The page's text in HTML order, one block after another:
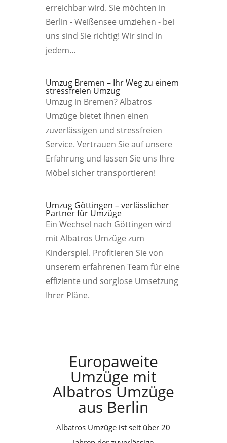
erreichbar wird. Sie möchten in
Berlin - Weißensee umziehen - bei
uns sind Sie richtig! Wir sind in
jedem...
Umzug Bremen – Ihr Weg zu einem
stressfreien Umzug
Umzug in Bremen? Albatros
Umzüge bietet Ihnen einen
zuverlässigen und stressfreien
Service. Vertrauen Sie auf unsere
Erfahrung und lassen Sie uns Ihre
Möbel sicher transportieren!
Umzug Göttingen – verlässlicher
Partner für Umzüge
Ein Wechsel nach Göttingen wird
mit Albatros Umzüge zum
Kinderspiel. Profitieren Sie von
unserem erfahrenen Team für eine
effiziente und sorglose Umsetzung
Ihrer Pläne.
Europaweite
Umzüge mit
Albatros Umzüge
aus Berlin
Albatros Umzüge ist seit über 20